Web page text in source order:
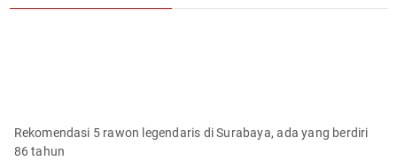
Rekomendasi 5 rawon legendaris di Surabaya, ada yang berdiri
86 tahun